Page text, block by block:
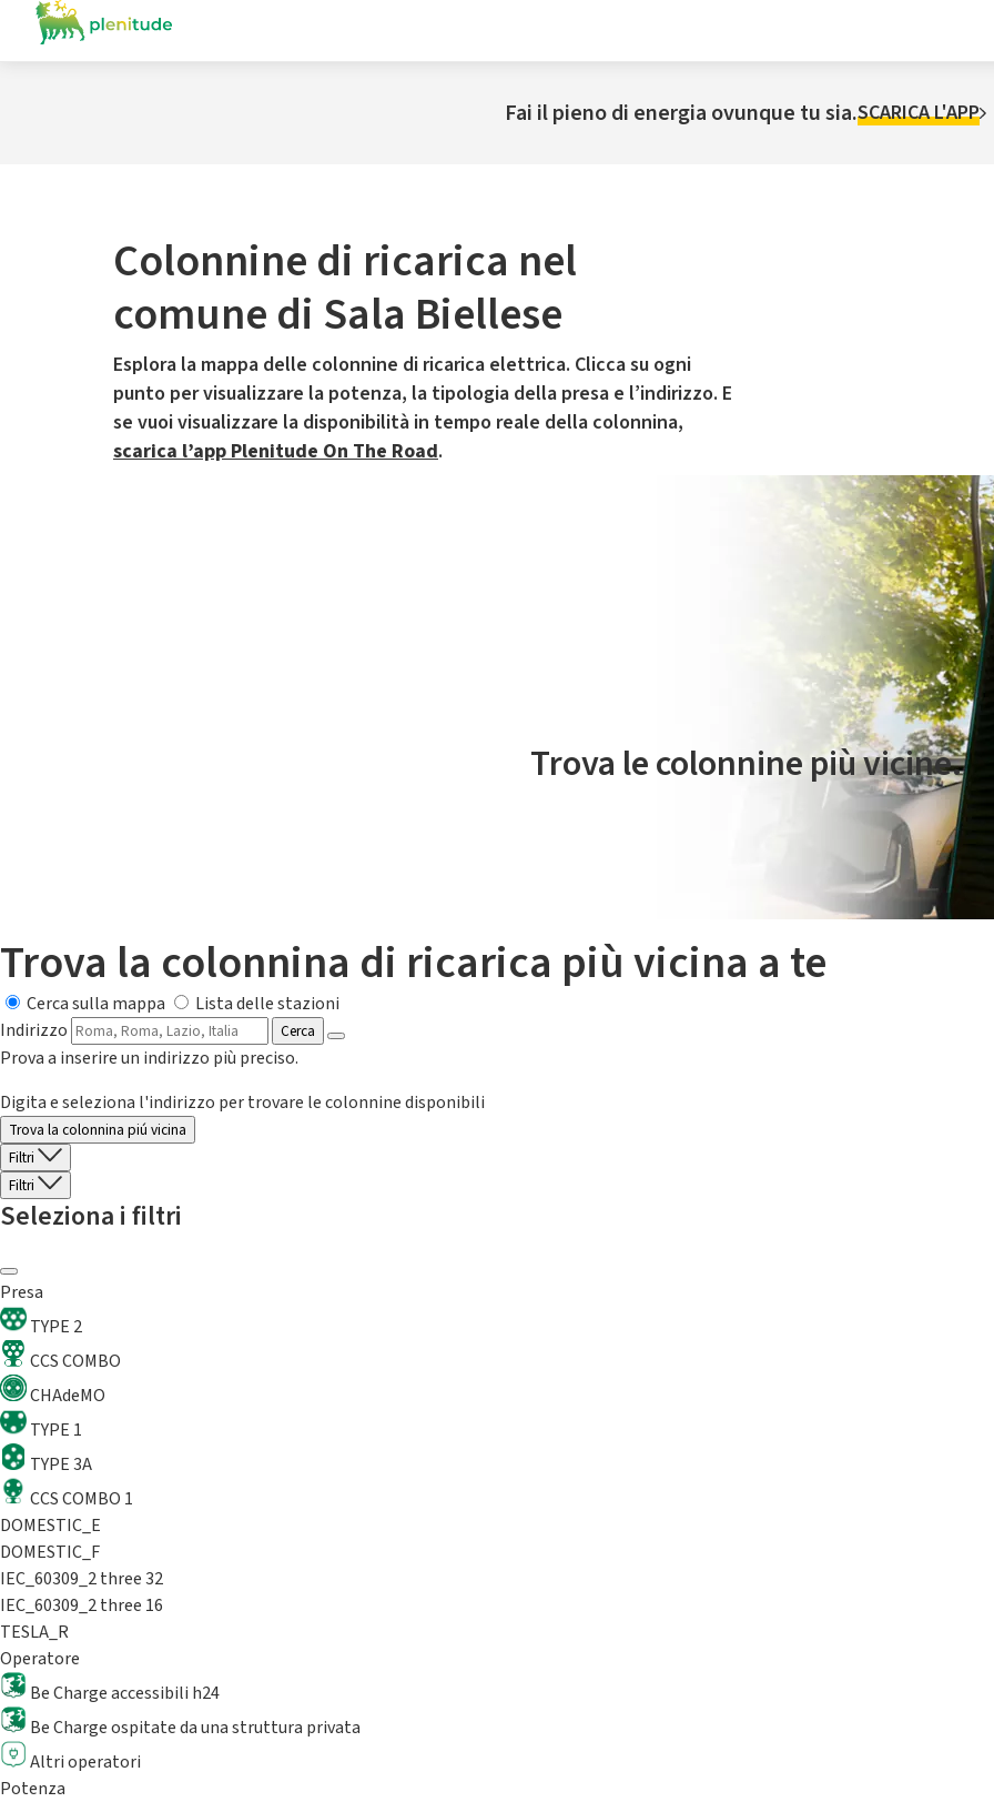
Fai il pieno di energia ovunque tu sia.SCARICA L'APP
Colonnine di ricarica nel
comune di Sala Biellese
Esplora la mappa delle colonnine di ricarica elettrica. Clicca su ogni
punto per visualizzare la potenza, la tipologia della presa e l’indirizzo. E
se vuoi visualizzare la disponibilità in tempo reale della colonnina,
scarica l’app Plenitude On The Road.
Il servizio di mobilità elettrica è gestito da Plenitude On The Road
Trova le colonnine più vicine.
Trova la colonnina di ricarica più vicina a te
Cerca sulla mappa
Lista delle stazioni
Indirizzo
Cerca
Prova a inserire un indirizzo più preciso.
Digita e seleziona l'indirizzo per trovare le colonnine disponibili
Trova la colonnina piú vicina
Filtri
Filtri
Seleziona i filtri
Presa
TYPE 2
CCS COMBO
CHAdeMO
TYPE 1
TYPE 3A
CCS COMBO 1
DOMESTIC_E
DOMESTIC_F
IEC_60309_2 three 32
IEC_60309_2 three 16
TESLA_R
Operatore
Be Charge accessibili h24
Be Charge ospitate da una struttura privata
Altri operatori
Potenza